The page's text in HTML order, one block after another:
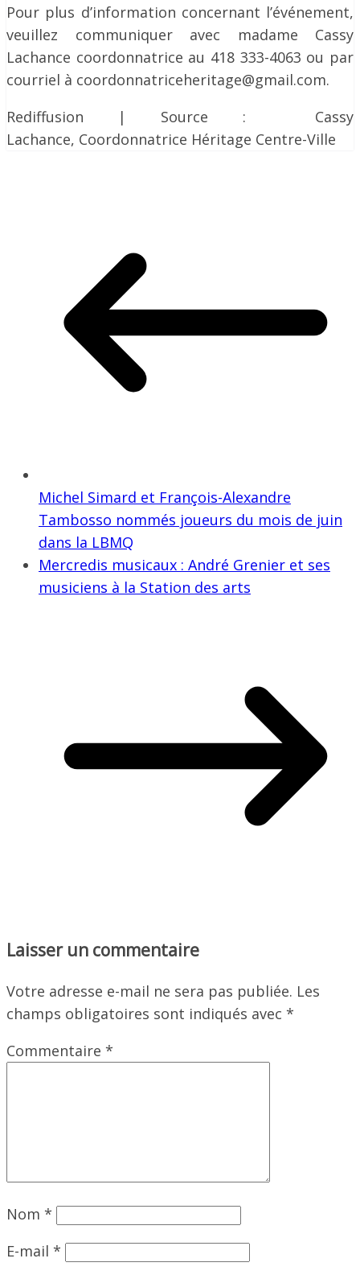
Pour plus d’information concernant l’événement,
veuillez communiquer avec madame Cassy
Lachance coordonnatrice au 418 333-4063 ou par
courriel à coordonnatriceheritage@gmail.com.
Rediffusion | Source : Cassy
Lachance, Coordonnatrice Héritage Centre-Ville
Michel Simard et François-Alexandre
Tambosso nommés joueurs du mois de juin
dans la LBMQ
Mercredis musicaux : André Grenier et ses
musiciens à la Station des arts
Laisser un commentaire
Votre adresse e-mail ne sera pas publiée. Les
champs obligatoires sont indiqués avec *
Commentaire *
Nom *
E-mail *